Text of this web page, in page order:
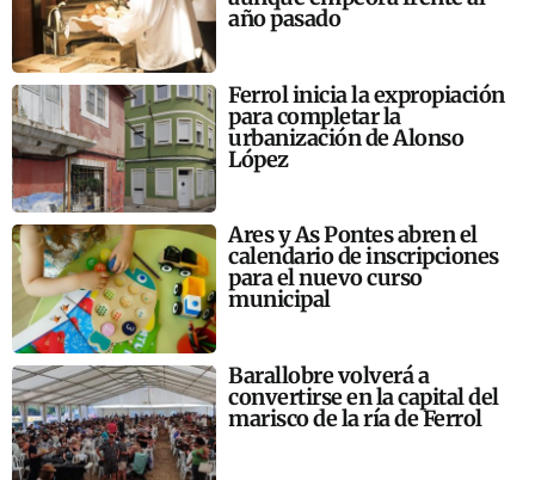
año pasado
Ferrol inicia la expropiación
para completar la
urbanización de Alonso
López
Ares y As Pontes abren el
calendario de inscripciones
para el nuevo curso
municipal
Barallobre volverá a
convertirse en la capital del
marisco de la ría de Ferrol